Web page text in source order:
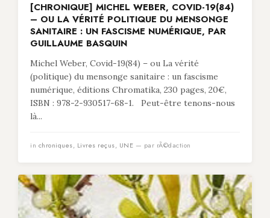
[CHRONIQUE] MICHEL WEBER, COVID-19(84)
– OU LA VÉRITÉ POLITIQUE DU MENSONGE
SANITAIRE : UN FASCISME NUMÉRIQUE, PAR
GUILLAUME BASQUIN
Michel Weber, Covid-19(84) – ou La vérité
(politique) du mensonge sanitaire : un fascisme
numérique, éditions Chromatika, 230 pages, 20€,
ISBN : 978-2-930517-68-1. Peut-être tenons-nous
là...
in chroniques, Livres reçus, UNE — par rÃ©daction